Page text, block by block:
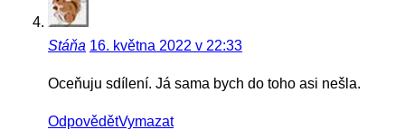
Stáňa 16. května 2022 v 22:33
Oceňuju sdílení. Já sama bych do toho asi nešla.
OdpovědětVymazat